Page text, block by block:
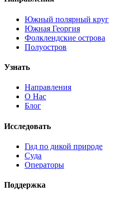
Южный полярный круг
Южная Георгия
Фолклендские острова
Полуостров
Узнать
Направления
О Нас
Блог
Исследовать
Гид по дикой природе
Суда
Операторы
Поддержка